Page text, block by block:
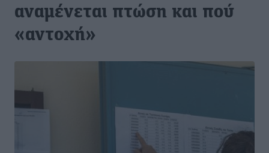
αναμένεται πτώση και πού
«αντοχή»